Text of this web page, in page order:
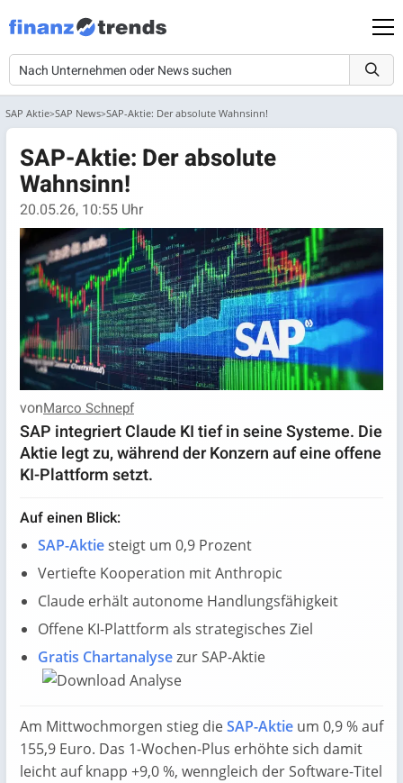
SAP Aktie SAP News SAP-Aktie: Der absolute Wahnsinn!
SAP-Aktie: Der absolute
Wahnsinn!
20.05.26, 10:55 Uhr
vonMarco Schnepf
SAP integriert Claude KI tief in seine Systeme. Die
Aktie legt zu, während der Konzern auf eine offene
KI-Plattform setzt.
Auf einen Blick:
SAP-Aktiesteigt um 0,9 Prozent
Vertiefte Kooperation mit Anthropic
Claude erhält autonome Handlungsfähigkeit
Offene KI-Plattform als strategisches Ziel
Gratis Chartanalysezur SAP-Aktie
Am Mittwochmorgen stieg dieSAP-Aktie um 0,9 % auf
155,9 Euro. Das 1-Wochen-Plus erhöhte sich damit
leicht auf knapp +9,0 %, wenngleich der Software-Titel